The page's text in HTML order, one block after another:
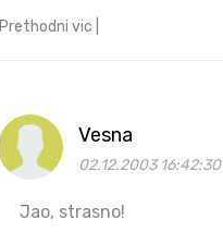
Prethodni vic |
Vesna
02.12.2003 16:42:30
Jao, strasno!